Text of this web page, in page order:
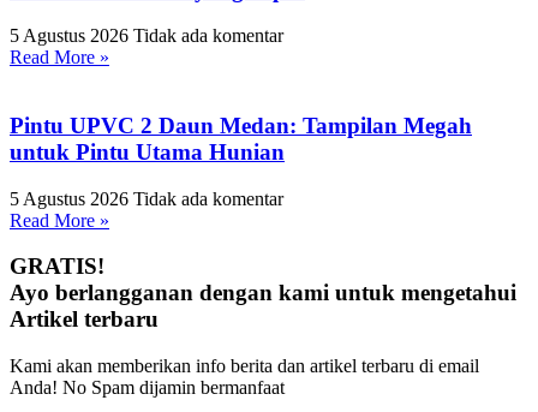
5 Agustus 2026 Tidak ada komentar
Read More »
Pintu UPVC 2 Daun Medan: Tampilan Megah
untuk Pintu Utama Hunian
5 Agustus 2026 Tidak ada komentar
Read More »
GRATIS!
Ayo berlangganan dengan kami untuk mengetahui
Artikel terbaru
Kami akan memberikan info berita dan artikel terbaru di email
Anda! No Spam dijamin bermanfaat